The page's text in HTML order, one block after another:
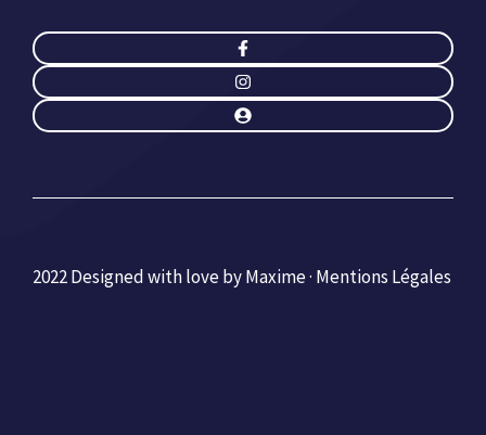
2022 Designed with love by Maxime · Mentions Légales